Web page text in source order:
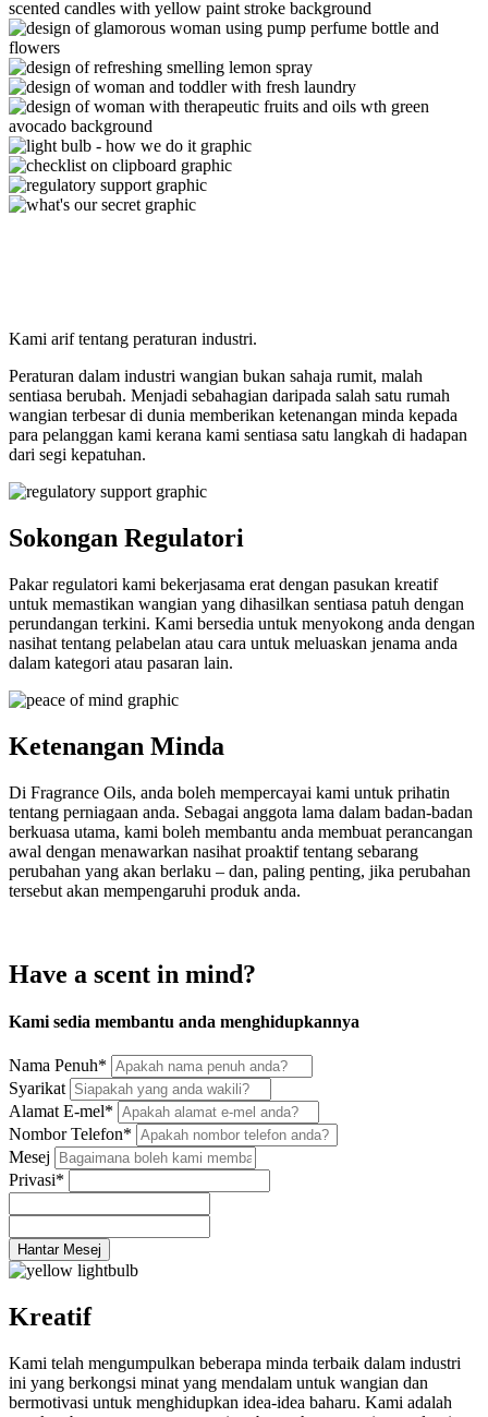
Kami arif tentang peraturan industri.
Peraturan dalam industri wangian bukan sahaja rumit, malah
sentiasa berubah. Menjadi sebahagian daripada salah satu rumah
wangian terbesardi dunia memberikan ketenangan minda kepada
para pelanggan kami kerana kami sentiasa satu langkah di hadapan
dari segi kepatuhan.
Sokongan Regulatori
Pakar regulatori kami bekerjasama erat dengan pasukan kreatif
untuk memastikan wangian yang dihasilkan sentiasa patuh dengan
perundangan terkini. Kami bersedia untuk menyokong anda dengan
nasihat tentang pelabelan atau cara untuk meluaskan jenama anda
dalam kategori atau pasaran lain.
Ketenangan Minda
Di Fragrance Oils, anda boleh mempercayai kami untuk prihatin
tentang perniagaan anda. Sebagai anggota lama dalam badan-badan
berkuasa utama, kami boleh membantu anda membuat perancangan
awal dengan menawarkan nasihat proaktif tentang sebarang
perubahan yang akan berlaku – dan, paling penting, jika perubahan
tersebut akan mempengaruhi produk anda.
Have a scent in mind?
Kami sedia membantu anda menghidupkannya
Nama Penuh*
Syarikat
Alamat E-mel*
Nombor Telefon*
Mesej
Privasi*
Hantar Mesej
Kreatif
Kami telah mengumpulkan beberapa minda terbaik dalam industri
ini yang berkongsi minat yang mendalam untuk wangian dan
bermotivasi untuk menghidupkan idea-idea baharu. Kami adalah